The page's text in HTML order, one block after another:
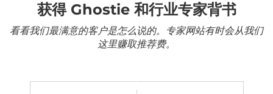
获得 Ghostie 和行业专家背书
看看我们最满意的客户是怎么说的。专家网站有时会从我们
这里赚取推荐费。